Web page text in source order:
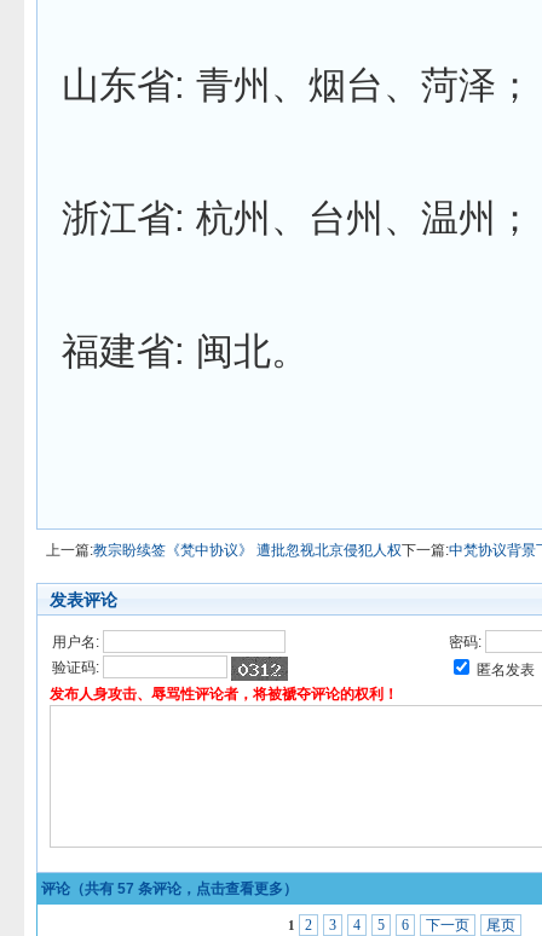
山东省: 青州、烟台、菏泽；
浙江省: 杭州、台州、温州；
福建省: 闽北。
上一篇:教宗盼续签《梵中协议》 遭批忽视北京侵犯人权下一篇:中梵协议背景
发表评论
用户名:
密码:
验证码:
匿名发表
发布人身攻击、辱骂性评论者，将被褫夺评论的权利！
评论（共有 57 条评论，点击查看更多）
1 2 3 4 5 6 下一页 尾页